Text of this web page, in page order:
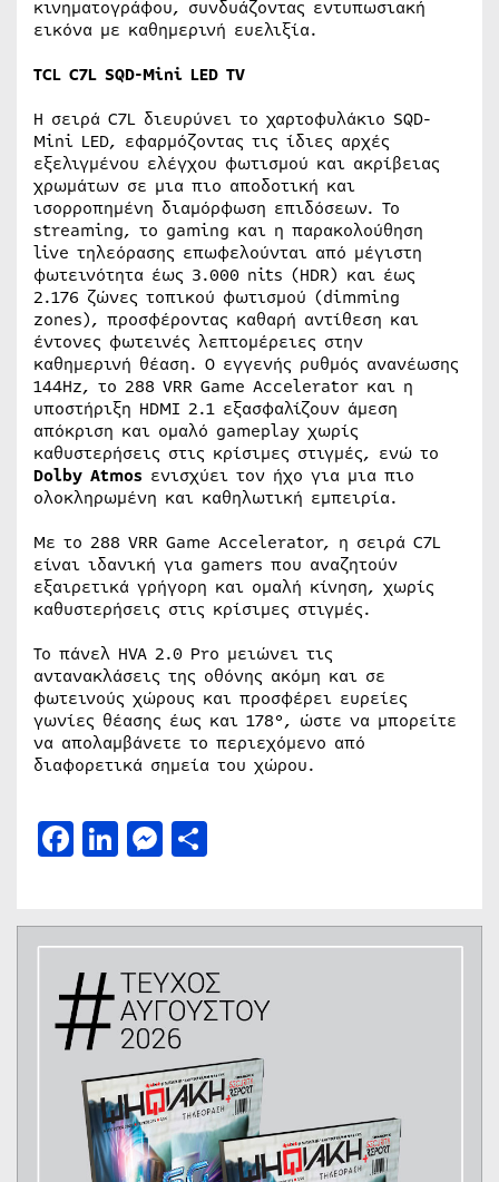
κινηματογράφου, συνδυάζοντας εντυπωσιακή
εικόνα με καθημερινή ευελιξία.
TCL C7L SQD-Mini LED TV
Η σειρά C7L διευρύνει το χαρτοφυλάκιο SQD-
Mini LED, εφαρμόζοντας τις ίδιες αρχές
εξελιγμένου ελέγχου φωτισμού και ακρίβειας
χρωμάτων σε μια πιο αποδοτική και
ισορροπημένη διαμόρφωση επιδόσεων. Το
streaming, το gaming και η παρακολούθηση
live τηλεόρασης επωφελούνται από μέγιστη
φωτεινότητα έως 3.000 nits (HDR) και έως
2.176 ζώνες τοπικού φωτισμού (dimming
zones), προσφέροντας καθαρή αντίθεση και
έντονες φωτεινές λεπτομέρειες στην
καθημερινή θέαση. Ο εγγενής ρυθμός ανανέωσης
144Hz, το 288 VRR Game Accelerator και η
υποστήριξη HDMI 2.1 εξασφαλίζουν άμεση
απόκριση και ομαλό gameplay χωρίς
καθυστερήσεις στις κρίσιμες στιγμές, ενώ το
Dolby Atmos ενισχύει τον ήχο για μια πιο
ολοκληρωμένη και καθηλωτική εμπειρία.
Με το 288 VRR Game Accelerator, η σειρά C7L
είναι ιδανική για gamers που αναζητούν
εξαιρετικά γρήγορη και ομαλή κίνηση, χωρίς
καθυστερήσεις στις κρίσιμες στιγμές.
Το πάνελ HVA 2.0 Pro μειώνει τις
αντανακλάσεις της οθόνης ακόμη και σε
φωτεινούς χώρους και προσφέρει ευρείες
γωνίες θέασης έως και 178°, ώστε να μπορείτε
να απολαμβάνετε το περιεχόμενο από
διαφορετικά σημεία του χώρου.
Facebook
LinkedIn
Messenger